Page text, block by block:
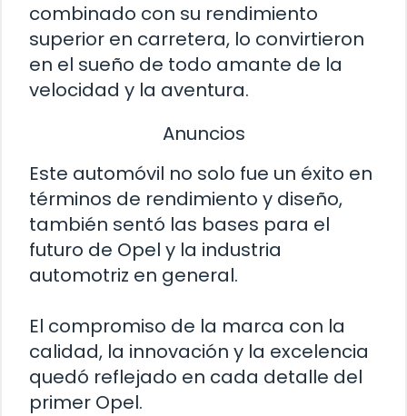
combinado con su rendimiento
superior en carretera, lo convirtieron
en el sueño de todo amante de la
velocidad y la aventura.
Anuncios
Este automóvil no solo fue un éxito en
términos de rendimiento y diseño,
también sentó las bases para el
futuro de Opel y la industria
automotriz en general.
El compromiso de la marca con la
calidad, la innovación y la excelencia
quedó reflejado en cada detalle del
primer Opel.